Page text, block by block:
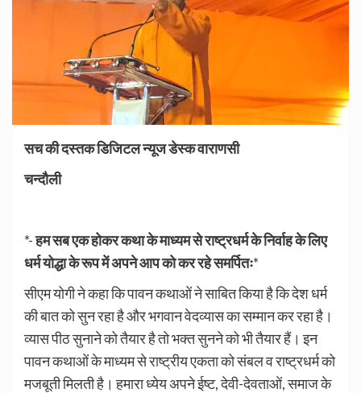
सच की दस्तक डिजिटल न्यूज डेस्क वाराणसी
चन्दौली
*-हम सब एक होकर कथा के माध्यम से राष्ट्रधर्म के निर्वाह के लिए
धर्म योद्धा के रूप में अपने आप को कर रहे समर्पितः*
सीएम योगी ने कहा कि पावन कथाओं ने साबित किया है कि देश धर्म
की बात को सुन रहा है और भगवान वेदव्यास का सम्मान कर रहा है।
व्यास पीठ सुनाने को तैयार है तो भक्त सुनने को भी तैयार हैं। इन
पावन कथाओं के माध्यम से राष्ट्रीय एकता को संबल व राष्ट्रधर्म को
मजबूती मिलती है। हमारा ध्येय अपने ईष्ट, देवी-देवताओं, समाज के